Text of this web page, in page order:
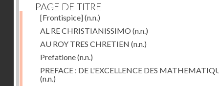
PAGE DE TITRE
[Frontispice](n.n.)
AL RE CHRISTIANISSIMO (n.n.)
AU ROY TRES CHRETIEN (n.n.)
Prefatione(n.n.)
PREFACE : DE L'EXCELLENCE DES
(n.n.)